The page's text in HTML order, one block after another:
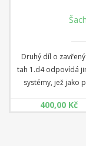
Druhý díl o
tah 1.d4 odpovídá
systémy, jež jako
životaschopnost,
400,00 Kč